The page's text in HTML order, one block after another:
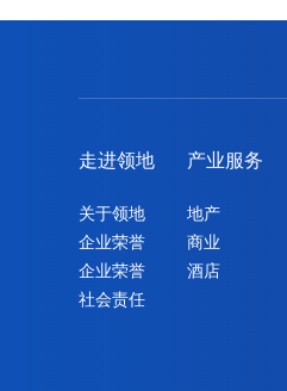
走进领地
关于领地
企业荣誉
企业荣誉
社会责任
产业服务
地产
商业
酒店